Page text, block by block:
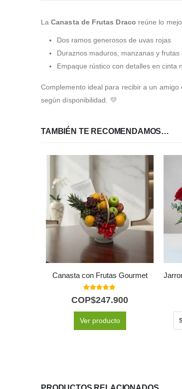
LaCanasta de Frutas Draco reúne lo
Dos ramos generosos de uvas rojas
Duraznos maduros, manzanas y frutas
Empaque rústico con detalles en cinta
Complemento ideal para recibir a un
según disponibilidad. 💛
TAMBIÉN TE RECOMENDAMOS…
Canasta con Frutas Gourmet
5.00
COP$247.900
Ver producto